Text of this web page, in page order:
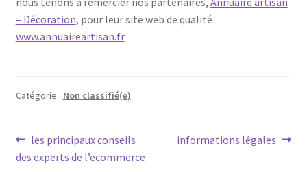
– Décoration, pour leur site web de qualité
www.annuaireartisan.fr
Catégorie : Non classifié(e)
Navigation
Article
précédent :
les principaux conseils
des experts de l’ecommerce
Article
informations légales